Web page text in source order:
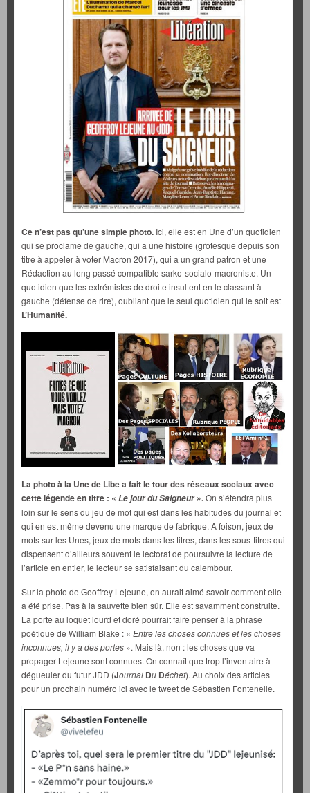
Ce n’est pas qu’une simple photo. Ici, elle est en Une d’un quotidien
qui se proclame de gauche, qui a une histoire (grotesque depuis son
titre à appeler à voter Macron 2017), qui a un grand patron et une
Rédaction au long passé compatible sarko-socialo-macroniste. Un
quotidien que les extrémistes de droite insultent en le classant à
gauche (défense de rire), oubliant que le seul quotidien qui le soit est
L’Humanité.
La photo à la Une de Libe a fait le tour des réseaux sociaux avec
cette légende en titre : « Le jour du Saigneur».On s’étendra plus
loin sur le sens du jeu de mot qui est dans les habitudes du journal et
qui en est même devenu une marque de fabrique. A foison, jeux de
mots sur les Unes, jeux de mots dans les titres, dans les sous-titres qui
dispensent d’ailleurs souvent le lectorat de poursuivre la lecture de
l’article en entier, le lecteur se satisfaisant du calembour.
Sur la photo de Geoffrey Lejeune, on aurait aimé savoir comment elle
a été prise. Pas à la sauvette bien sûr. Elle est savamment construite.
La porte au loquet lourd et doré pourrait faire penser à la phrase
poétique de William Blake : « Entre les choses connues et les choses
inconnues, il y a des portes ». Mais là, non : les choses que va
propager Lejeune sont connues. On connaît que trop l’inventaire à
dégueuler du futur JDD (Journal Du Déchet). Au choix des articles
pour un prochain numéro ici avec le tweet de Sébastien Fontenelle.